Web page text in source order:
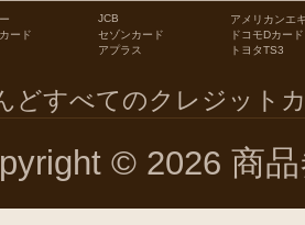
JCB
アメリカンエ
ード セゾンカード
ドコモDカード
アプラス トヨタTS3
どすべてのクレジット
© 2026 商